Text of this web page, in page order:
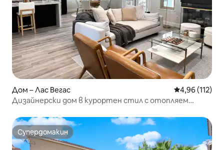
Дом – Лас Вегас Средна
4,96 (112)
Дизайнерски дом в курортен стил с отопляем
Супердомакин
Супердомакин